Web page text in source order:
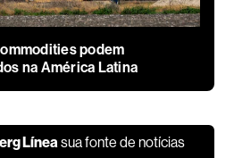
podem
na América Latina
Líneasua fonte de notícias